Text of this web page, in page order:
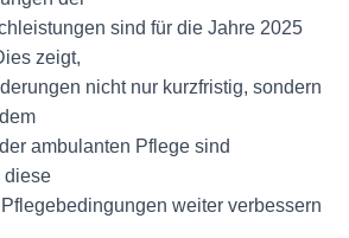
sind für die Jahre 2025
zeigt,
nicht nur kurzfristig, sondern
ambulanten Pflege sind
diese
weiter verbessern